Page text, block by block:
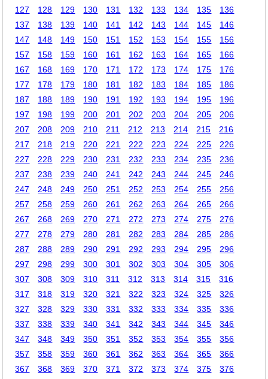
127
128 129 130 131 132 133 134 135
136
137
138 139 140 141 142 143 144 145
146
147
148 149 150 151 152 153 154 155
156
157
158 159 160 161 162 163 164 165
166
167
168 169 170 171 172 173 174 175
176
177
178 179 180 181 182 183 184 185
186
187
188 189 190 191 192 193 194 195
196
197
198 199 200 201 202 203 204 205
206
207
208 209 210 211 212 213 214 215
216
217
218 219 220 221 222 223 224 225
226
227
228 229 230 231 232 233 234 235
236
237
238 239 240 241 242 243 244 245
246
247
248 249 250 251 252 253 254 255
256
257
258 259 260 261 262 263 264 265
266
267
268 269 270 271 272 273 274 275
276
277
278 279 280 281 282 283 284 285
286
287
288 289 290 291 292 293 294 295
296
297
298 299 300 301 302 303 304 305
306
307
308 309 310 311 312 313 314 315
316
317
318 319 320 321 322 323 324 325
326
327
328 329 330 331 332 333 334 335
336
337
338 339 340 341 342 343 344 345
346
347
348 349 350 351 352 353 354 355
356
357
358 359 360 361 362 363 364 365
366
367
368 369 370 371 372 373 374 375
376